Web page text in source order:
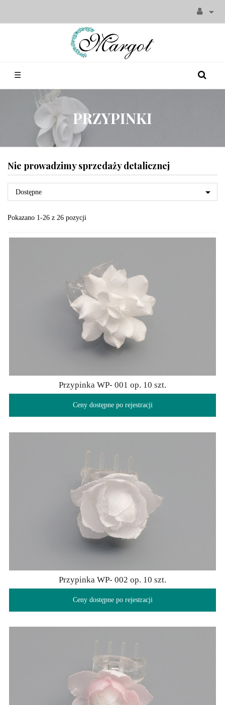

Toggle
☰
PRZYPINKI
Nie prowadzimy sprzedaży detalicznej
Dostępne 
Pokazano 1-26 z 26 pozycji
Przypinka WP- 001 op. 10 szt.
Ceny dostępne po rejestracji
Przypinka WP- 002 op. 10 szt.
Ceny dostępne po rejestracji